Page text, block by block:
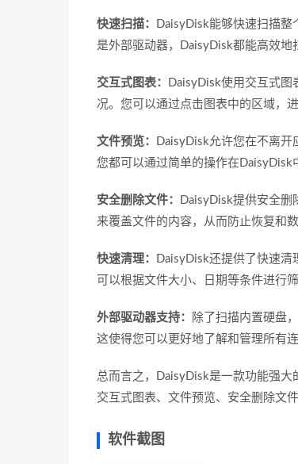
快速扫描：
DaisyDisk能够快速扫描
是外部驱动器，DaisyDisk都能高效地
交互式图表：
DaisyDisk使用交互式
况。您可以通过点击图表中的区域，
文件预览：
DaisyDisk允许您在不离
您都可以通过简单的操作在DaisyDisk
安全删除文件：
DaisyDisk提供安全
来覆盖文件的内容，从而防止恢复和数
快速清理：
DaisyDisk还提供了快速
可以根据文件大小、日期等条件进行
外部驱动器支持：
除了扫描内置硬盘
这使得您可以更好地了解和管理所有
总而言之，DaisyDisk是一款功能强大
交互式图表、文件预览、安全删除文
软件截图